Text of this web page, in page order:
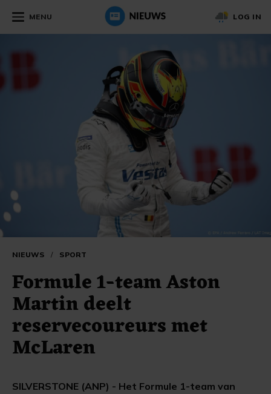
MENU LOG IN
NIEUWS / SPORT
Formule 1-team Aston
Martin deelt
reservecoureurs met
McLaren
SILVERSTONE (ANP) - Het Formule 1-team van